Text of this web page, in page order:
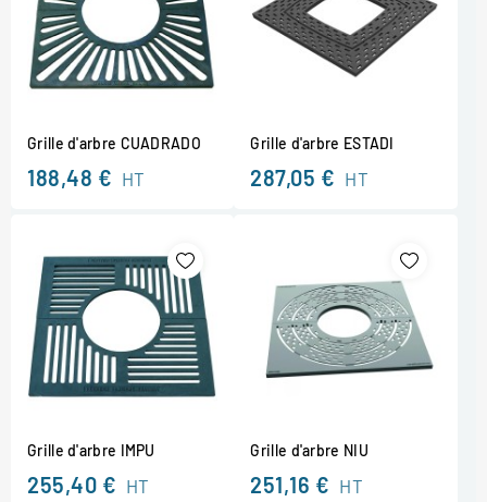
Grille d'arbre CUADRADO
188,48 € HT
Grille d'arbre ESTADI
287,05 € HT
Grille d'arbre IMPU
255,40 € HT
Grille d'arbre NIU
251,16 € HT